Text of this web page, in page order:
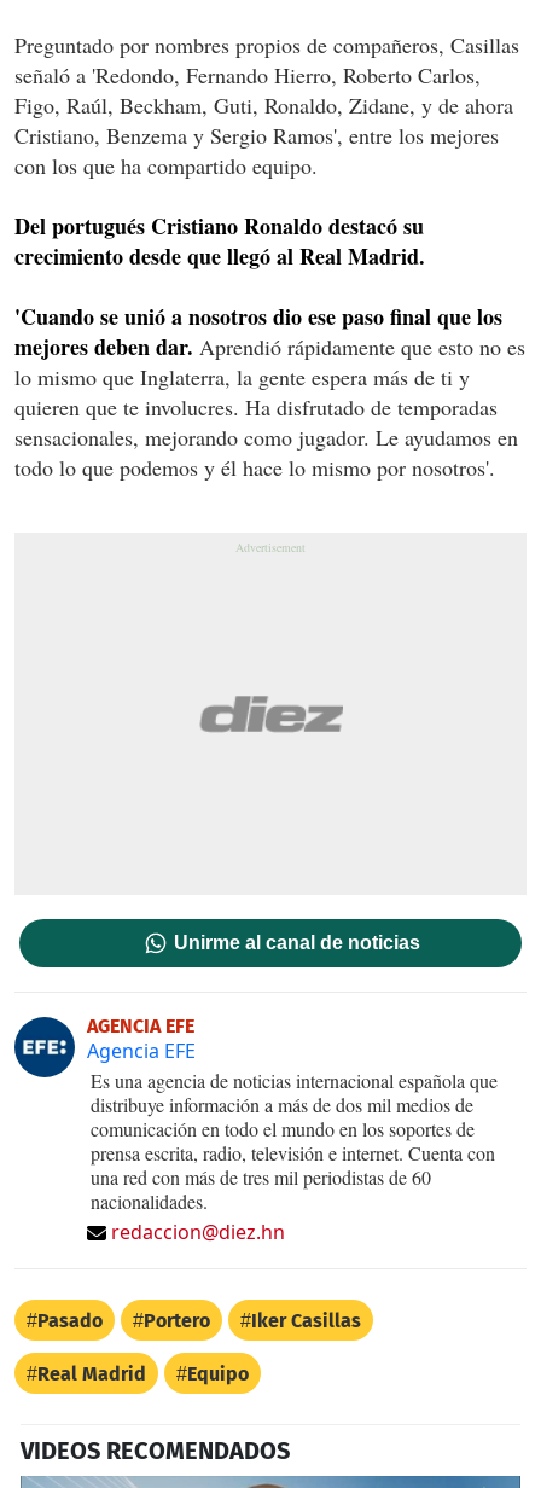
Preguntado por nombres propios de compañeros, Casillas
señaló a 'Redondo, Fernando Hierro, Roberto Carlos,
Figo, Raúl, Beckham, Guti, Ronaldo, Zidane, y de ahora
Cristiano, Benzema y Sergio Ramos', entre los mejores
con los que ha compartido equipo.
Del portugués Cristiano Ronaldo destacó su
crecimiento desde que llegó al Real Madrid.
'Cuando se unió a nosotros dio ese paso final que los
mejores deben dar. Aprendió rápidamente que esto no es
lo mismo que Inglaterra, la gente espera más de ti y
quieren que te involucres. Ha disfrutado de temporadas
sensacionales, mejorando como jugador. Le ayudamos en
todo lo que podemos y él hace lo mismo por nosotros'.
Unirme al canal de noticias
AGENCIA EFE
Agencia EFE
Es una agencia de noticias internacional española que
distribuye información a más de dos mil medios de
comunicación en todo el mundo en los soportes de
prensa escrita, radio, televisión e internet. Cuenta con
una red con más de tres mil periodistas de 60
nacionalidades.
redaccion@diez.hn
Pasado Portero Iker Casillas
Real Madrid Equipo
VIDEOS RECOMENDADOS